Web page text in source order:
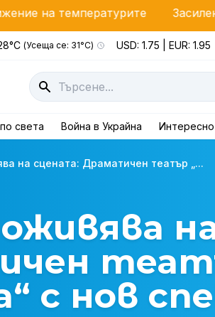
Засилена охрана на
(Усеща се: 31°C) USD: 1.75 | EUR: 1.95
света Война в Украйна Интересно
на сцената: Драматичен театър „...
с нов